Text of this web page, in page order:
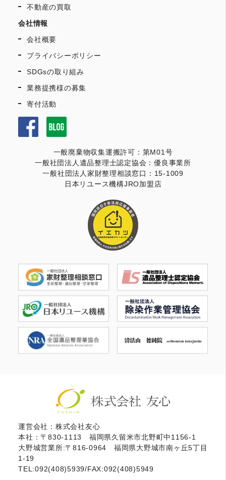
不動産の買取
会社情報
会社概要
プライバシーポリシー
SDGsの取り組み
業務提携様の募集
寄付活動
一般廃棄物収集運搬許可：第M01号
一般社団法人遺品整理士認定協会：優良事業所
一般社団法人家財整理相談窓口：15-1009
日本リユース機構JRO加盟店
運営会社：株式会社友心
本社：〒830-1113 福岡県久留米市北野町中1156-1
大野城営業所:〒816-0964 福岡県大野城市南ヶ丘5丁目
1-19
TEL:092(408)5939/FAX:092(408)5949